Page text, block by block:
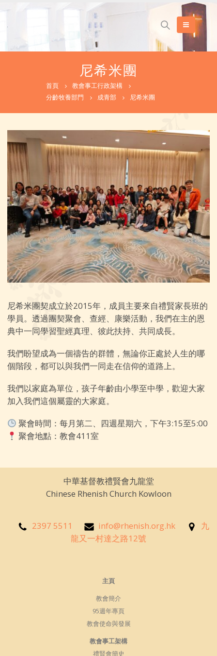
尼希米團
首頁
教會事工行政架構
分齡牧養部門
成青部 尼希米團
尼希米團契成立於2015年，成員主要來自禮賢家長班的
學員。透過團契聚會、查經、康樂活動，我們在主的恩
典中一同學習聖經真理、彼此扶持、共同成長。
我們盼望成為一個禱告的群體，無論你正處於人生的哪
個階段，都可以與我們一同走在信仰的道路上。
我們以家庭為單位，孩子年齡由小學至中學，歡迎大家
加入我們這個屬靈的大家庭。
聚會時間：每月第二、四週星期六，下午3:15至5:00
聚會地點：教會411室
中華基督教禮賢會九龍堂
Chinese Rhenish Church Kowloon
2397 5511 info@rhenish.org.hk
九
龍又一村達之路12號
主頁
教會簡介
95週年專頁
教會使命與發展
教會事工架構
禮賢會簡史